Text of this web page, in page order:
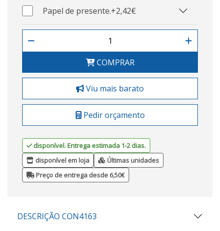
Papel de presente.+2,42€
COMPRAR
Viu mais barato
Pedir orçamento
disponível. Entrega estimada 1-2 dias.
disponível em loja
Últimas unidades
Preço de entrega desde 6,50€
DESCRIÇÃO CON4163